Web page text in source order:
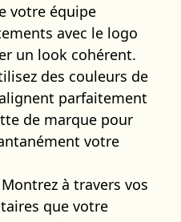
votre équipe
avec le logo
un look cohérent.
des couleurs de
parfaitement
de marque pour
votre
Montrez à travers vos
que votre